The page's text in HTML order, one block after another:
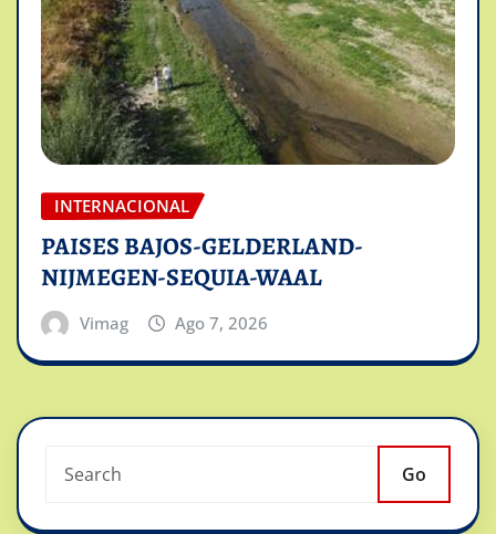
INTERNACIONAL
PAISES BAJOS-GELDERLAND-
NIJMEGEN-SEQUIA-WAAL
Vimag Ago 7, 2026
Go